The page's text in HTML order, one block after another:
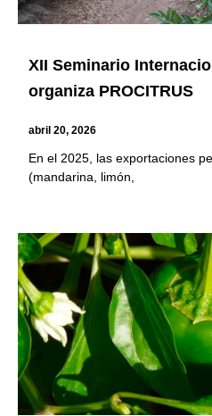
XII Seminario
organiza PROCITRUS
abril 20, 2026
En el 2025, las exportaciones
(mandarina, limón,